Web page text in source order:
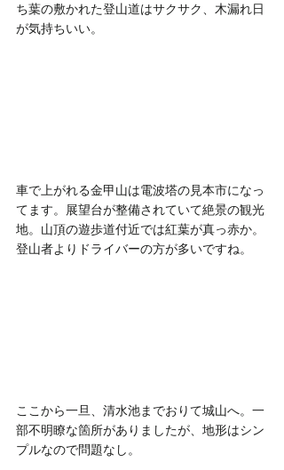
ち葉の敷かれた登山道はサクサク、木漏れ日
が気持ちいい。
車で上がれる金甲山は電波塔の見本市になっ
てます。展望台が整備されていて絶景の観光
地。山頂の遊歩道付近では紅葉が真っ赤か。
登山者よりドライバーの方が多いですね。
ここから一旦、清水池までおりて城山へ。一
部不明瞭な箇所がありましたが、地形はシン
プルなので問題なし。